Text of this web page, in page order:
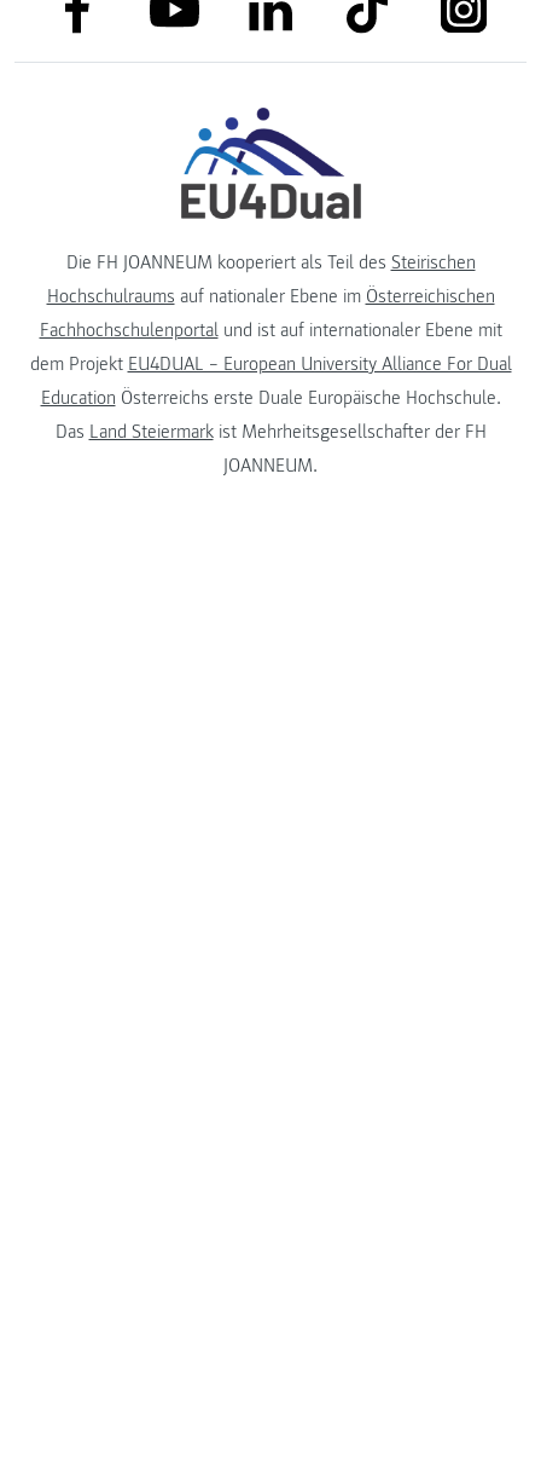
link to youtube
Die FH JOANNEUM kooperiert als Teil des Steirischen
Hochschulraums auf nationaler Ebene im Österreichischen
Fachhochschulenportalund ist auf internationaler Ebene mit
dem Projekt EU4DUAL – European University Alliance For Dual
Education Österreichs erste Duale Europäische Hochschule.
Das Land Steiermarkist Mehrheitsgesellschafter der FH
JOANNEUM.